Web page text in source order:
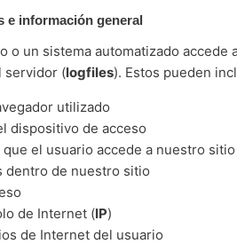
e información general
o un sistema automatizado accede
servidor (logfiles). Estos pueden
utilizado
dispositivo de acceso
el usuario accede a nuestro
dentro de nuestro sitio
de Internet (IP)
de Internet del usuario